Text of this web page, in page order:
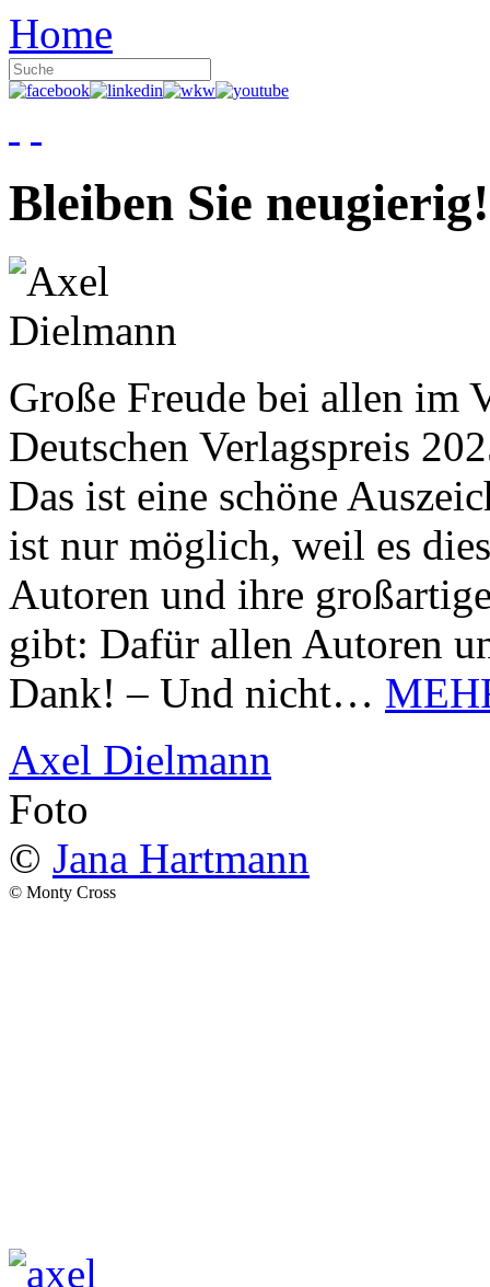
Home
Bleiben Sie neugierig!
Große Freude bei allen im
Deutschen Verlagspreis
Das ist eine schöne
ist nur möglich, weil es
Autoren und ihre
gibt: Dafür allen Autoren
Dank! – Und nicht…
Axel Dielmann
Foto
© Jana Hartmann
© Monty Cross